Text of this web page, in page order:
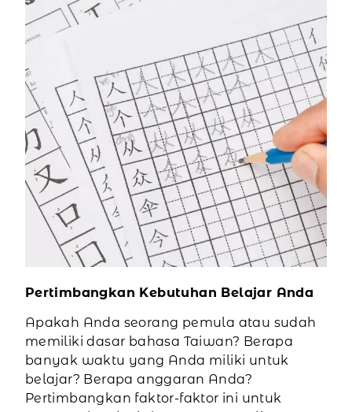
Pertimbangkan Kebutuhan Belajar Anda
Apakah Anda seorang pemula atau sudah
memiliki dasar bahasa Taiwan? Berapa
banyak waktu yang Anda miliki untuk
belajar? Berapa anggaran Anda?
Pertimbangkan faktor-faktor ini untuk